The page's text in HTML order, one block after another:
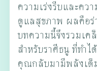
ความเร่งรีบและคว
ดูแลสุขภาพ ผลคือร่
บทความนี้จึงรวมเค
สำหรับราศีธนู ที่ทำไ
คุณกลับมามีพลังเต็